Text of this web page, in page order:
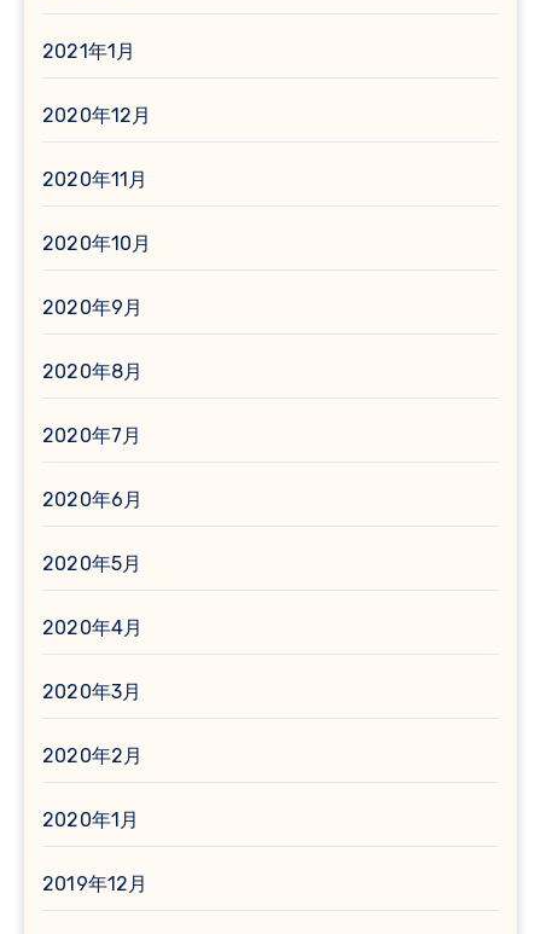
2021年1月
2020年12月
2020年11月
2020年10月
2020年9月
2020年8月
2020年7月
2020年6月
2020年5月
2020年4月
2020年3月
2020年2月
2020年1月
2019年12月